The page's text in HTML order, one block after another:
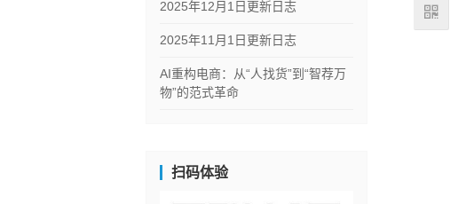
2025年12月1日更新日志
2025年11月1日更新日志
AI重构电商：从“人找货”到“智荐万
物”的范式革命
扫码体验